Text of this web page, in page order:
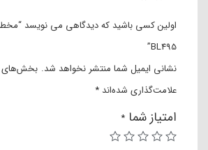
اولین کسی باشید که دیدگاهی می نویسد
BL495”
نشانی ایمیل شما منتشر نخواهد شد. بخش‌های
علامت‌گذاری شده‌اند *
امتیاز شما *